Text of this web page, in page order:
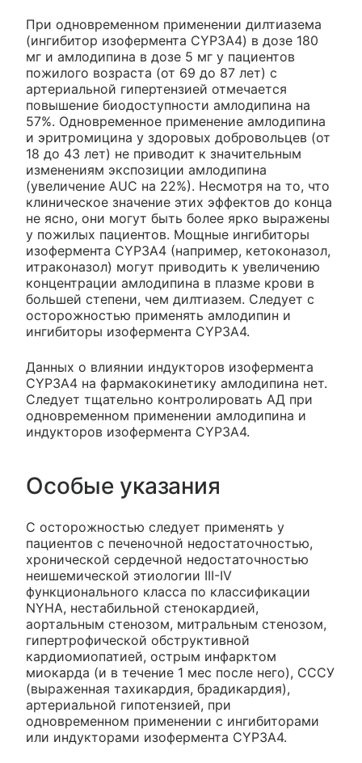
При одновременном применении дилтиазема
(ингибитор изофермента CYP3A4) в дозе 180
мг и амлодипина в дозе 5 мг у пациентов
пожилого возраста (от 69 до 87 лет) с
артериальной гипертензией отмечается
повышение биодоступности амлодипина на
57%. Одновременное применение амлодипина
и эритромицина у здоровых добровольцев (от
18 до 43 лет) не приводит к значительным
изменениям экспозиции амлодипина
(увеличение AUC на 22%). Несмотря на то, что
клиническое значение этих эффектов до конца
не ясно, они могут быть более ярко выражены
у пожилых пациентов. Мощные ингибиторы
изофермента CYP3A4 (например, кетоконазол,
итраконазол) могут приводить к увеличению
концентрации амлодипина в плазме крови в
большей степени, чем дилтиазем. Следует с
осторожностью применять амлодипин и
ингибиторы изофермента CYP3A4.
Данных о влиянии индукторов изофермента
CYP3A4 на фармакокинетику амлодипина нет.
Следует тщательно контролировать АД при
одновременном применении амлодипина и
индукторов изофермента CYP3A4.
Особые указания
С осторожностью следует применять у
пациентов с печеночной недостаточностью,
хронической сердечной недостаточностью
неишемической этиологии III-IV
функционального класса по классификации
NYHA, нестабильной стенокардией,
аортальным стенозом, митральным стенозом,
гипертрофической обструктивной
кардиомиопатией, острым инфарктом
миокарда (и в течение 1 мес после него), СССУ
(выраженная тахикардия, брадикардия),
артериальной гипотензией, при
одновременном применении с ингибиторами
или индукторами изофермента CYP3A4.